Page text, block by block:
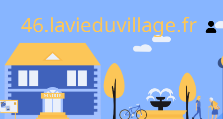
46.lavieduvillage.fr